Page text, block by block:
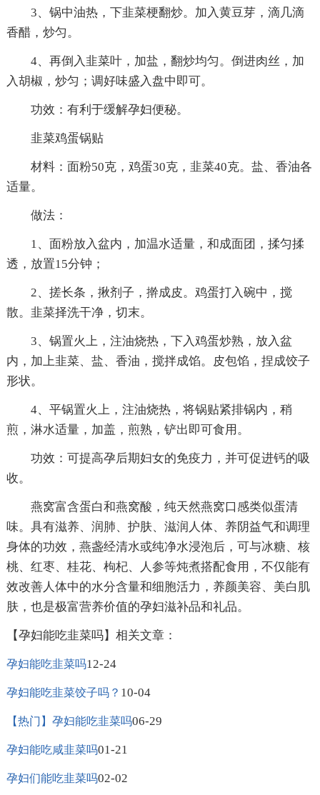
3、锅中油热，下韭菜梗翻炒。加入黄豆芽，滴几滴
香醋，炒匀。
4、再倒入韭菜叶，加盐，翻炒均匀。倒进肉丝，加
入胡椒，炒匀；调好味盛入盘中即可。
功效：有利于缓解孕妇便秘。
韭菜鸡蛋锅贴
材料：面粉50克，鸡蛋30克，韭菜40克。盐、香油各
适量。
做法：
1、面粉放入盆内，加温水适量，和成面团，揉匀揉
透，放置15分钟；
2、搓长条，揪剂子，擀成皮。鸡蛋打入碗中，搅
散。韭菜择洗干净，切末。
3、锅置火上，注油烧热，下入鸡蛋炒熟，放入盆
内，加上韭菜、盐、香油，搅拌成馅。皮包馅，捏成饺子
形状。
4、平锅置火上，注油烧热，将锅贴紧排锅内，稍
煎，淋水适量，加盖，煎熟，铲出即可食用。
功效：可提高孕后期妇女的免疫力，并可促进钙的吸
收。
燕窝富含蛋白和燕窝酸，纯天然燕窝口感类似蛋清
味。具有滋养、润肺、护肤、滋润人体、养阴益气和调理
身体的功效，燕盏经清水或纯净水浸泡后，可与冰糖、核
桃、红枣、桂花、枸杞、人参等炖煮搭配食用，不仅能有
效改善人体中的水分含量和细胞活力，养颜美容、美白肌
肤，也是极富营养价值的孕妇滋补品和礼品。
【孕妇能吃韭菜吗】相关文章：
孕妇能吃韭菜吗12-24
孕妇能吃韭菜饺子吗？ 10-04
【热门】孕妇能吃韭菜吗06-29
孕妇能吃咸韭菜吗01-21
孕妇们能吃韭菜吗02-02